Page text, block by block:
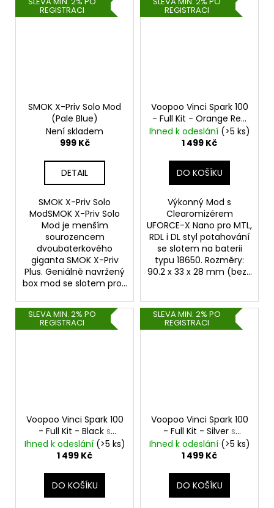
REGISTRACI
SMOK X-Priv Solo Mod
(Pale Blue)
Není skladem
999 Kč
DETAIL
SMOK X-Priv Solo
ModSMOK X-Priv Solo
Mod je menším
sourozencem
dvoubaterkového
giganta SMOK X-Priv
Plus. Geniálně navržený
box mod se slotem pro...
REGISTRACI
Voopoo Vinci Spark 100
- Full Kit - Orange Red
s UFORCE-X Tank
Ihned k odeslání (>5 ks)
1 499 Kč
DO KOŠÍKU
Výkonný Mod s
Clearomizérem
UFORCE-X Nano pro MTL,
RDL i DL styl potahování
se slotem na baterii
typu 18650. Rozměry:
90.2 x 33 x 28 mm (bez...
SLEVA MIN. 2% PO
REGISTRACI
Voopoo Vinci Spark 100
- Full Kit - Black s
UFORCE-X Tank
Ihned k odeslání (>5 ks)
1 499 Kč
DO KOŠÍKU
SLEVA MIN. 2% PO
REGISTRACI
Voopoo Vinci Spark 100
- Full Kit - Silver s
UFORCE-X Tank
Ihned k odeslání (>5 ks)
1 499 Kč
DO KOŠÍKU